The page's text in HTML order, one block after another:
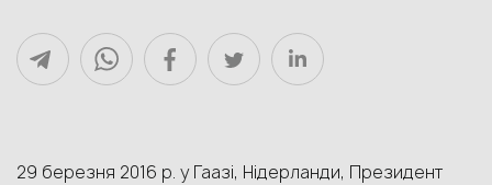
29 березня 2016 р. у Гаазі, Нідерланди, Президент